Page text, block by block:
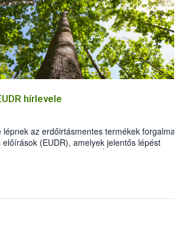
hírlevele
az erdőirtásmentes termékek
(EUDR), amelyek jelentős lépést
jövő felé. A Nemzeti Élelmiszerlánc-
oldalán folyamatosan frissülő szakmai
és naprakész tájékoztatók segítik a
feliratkozók első kézből,